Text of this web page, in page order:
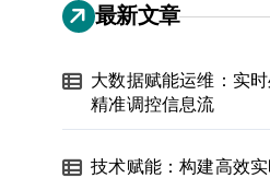
最新文章
大数据赋能运维：实时
精准调控信息流
技术赋能：构建高效